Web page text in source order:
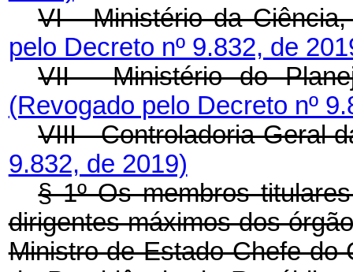
VI - Ministério da
pelo Decreto nº 9.832, de
VII - Ministério do
(Revogado pelo Decreto nº
VIII - Controladoria-Geral
9.832, de 2019)
§ 1º Os membros
dirigentes máximos dos
Ministro de Estado Chefe do